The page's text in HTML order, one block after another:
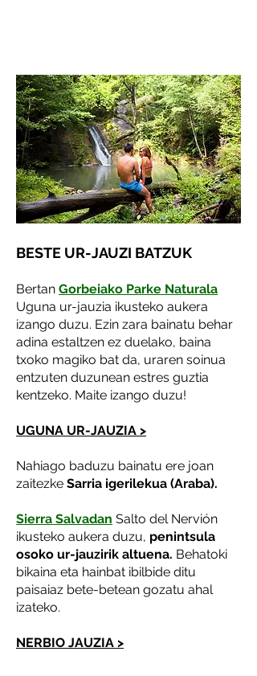
BESTE UR-JAUZI BATZUK
Bertan Gorbeiako Parke Naturala
Uguna ur-jauzia ikusteko aukera
izango duzu. Ezin zara bainatu behar
adina estaltzen ez duelako, baina
txoko magiko bat da, uraren soinua
entzuten duzunean estres guztia
kentzeko. Maite izango duzu!
UGUNA UR-JAUZIA >
Nahiago baduzu bainatu ere joan
zaitezke Sarria igerilekua (Araba).
Sierra Salvadan Salto del Nervión
ikusteko aukera duzu, penintsula
osoko ur-jauzirik altuena. Behatoki
bikaina eta hainbat ibilbide ditu
paisaiaz bete-betean gozatu ahal
izateko.
NERBIO JAUZIA >